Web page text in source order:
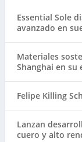
Essential Sole
avanzado en
Materiales
Shanghai en su
Felipe Killing
Lanzan
cuero y alto